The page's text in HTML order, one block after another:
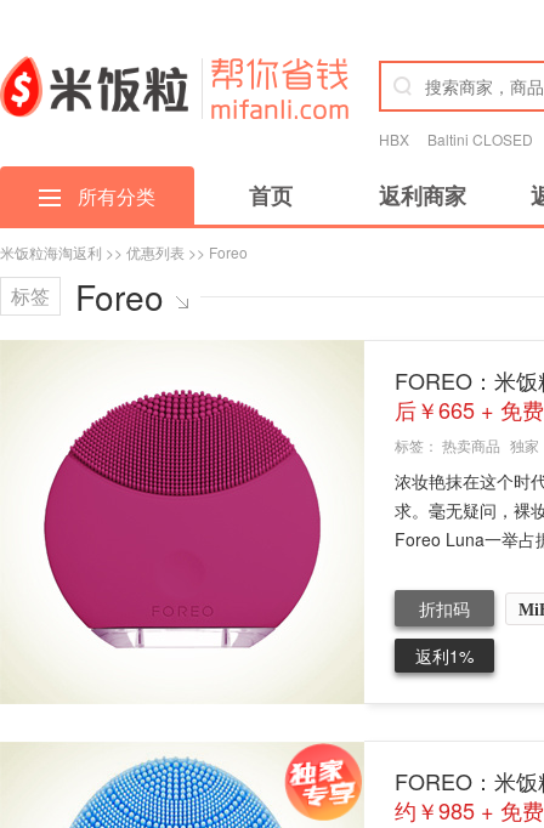
HBX Baltini CLOSED
所有分类 首页 返利商家
米饭粒海淘返利 >> 优惠列表 >> Foreo
标签 Foreo
FOREO：米
后￥665 + 免
标签： 热卖商品 独家
浓妆艳抹在这个时
求。毫无疑问，裸
Foreo Luna一举占
折扣码
返利1%
FOREO：米
约￥985 + 免